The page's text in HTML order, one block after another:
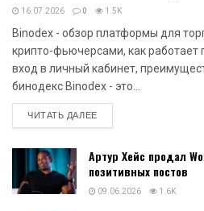
16.07.2026 0 1.5K
Binodex - обзор платформы для
крипто-фьючерсами, как работает
вход в личный кабинет,
бинодекс Binodex - это...
ЧИТАТЬ ДАЛЕЕDETAILS
Артур Хейс продал
позитивных постов
09.06.2026 1.6K